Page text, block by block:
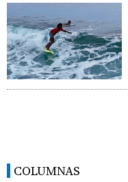
COLUMNAS